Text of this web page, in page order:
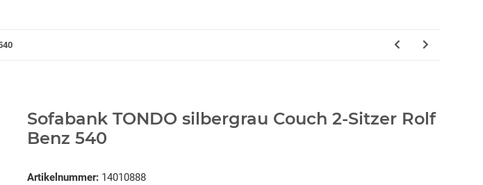
Sofabank TONDO silbergrau Couch 2-Sitzer Rolf
Benz 540
Artikelnummer: 14010888